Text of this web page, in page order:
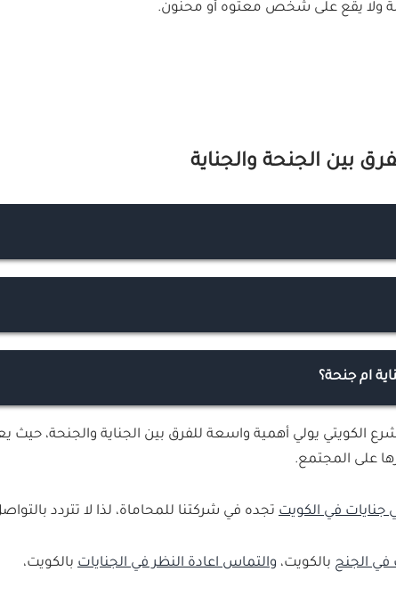
ولا يقع على شخص معتوه أو محنون.
بين الجنحة والجناية
مدة تتجاوز ثلاث سنوات.
ام جنحة؟
الكويتي يولي أهمية واسعة للفرق بين الجناية والجنحة، حيث
على المجتمع.
جنايات في الكويت تجده في شركتنا للمحاماة، لذا لا تتردد
في الجنح بالكويت، والتماس اعادة النظر في الجنايات بالكويت،